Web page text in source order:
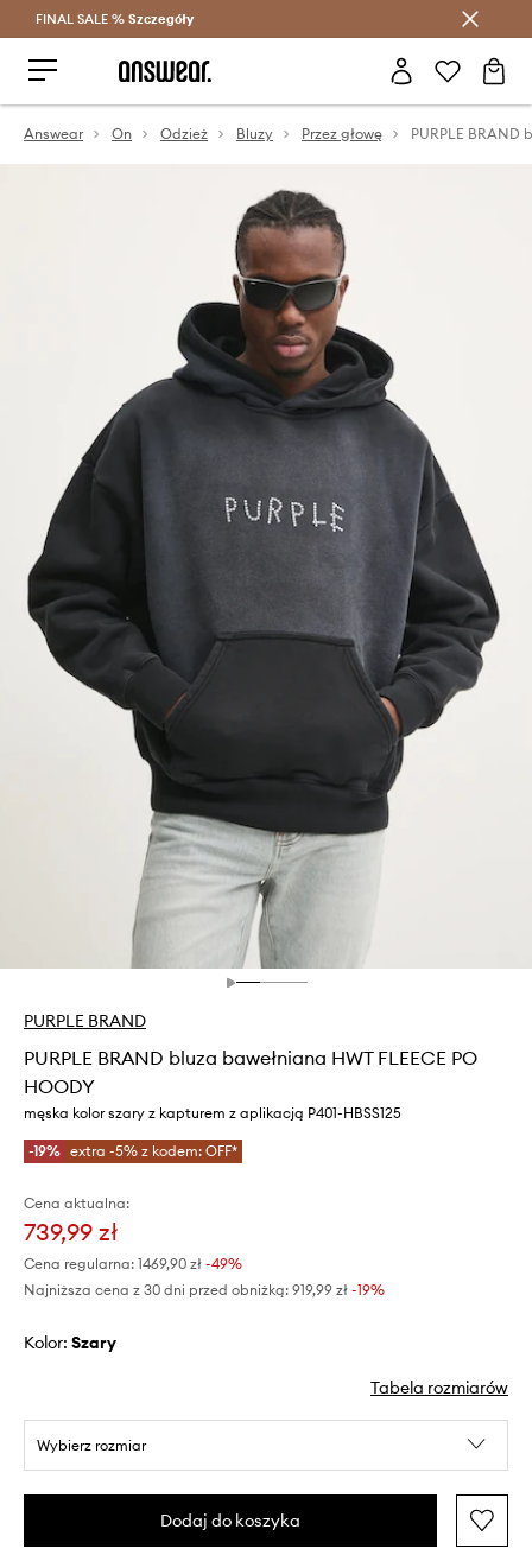
Oszczędzaj z Answear Club >
FINAL SALE % Szczegóły
Answear On Odzież Bluzy Przez głowę
PURPLE BRAND
PURPLE BRAND bluza bawełniana HWT FLEECE PO
HOODY
męska kolor szary z kapturem z aplikacją P401-HBSS125
-19% extra -5% z kodem: OFF*
Cena aktualna:
739,99 zł
Cena regularna: 1469,90 zł -49%
Najniższa cena z 30 dni przed obniżką: 919,99 zł -19%
Kolor: szary
Tabela rozmiarów
Wybierz rozmiar
Dodaj do koszyka